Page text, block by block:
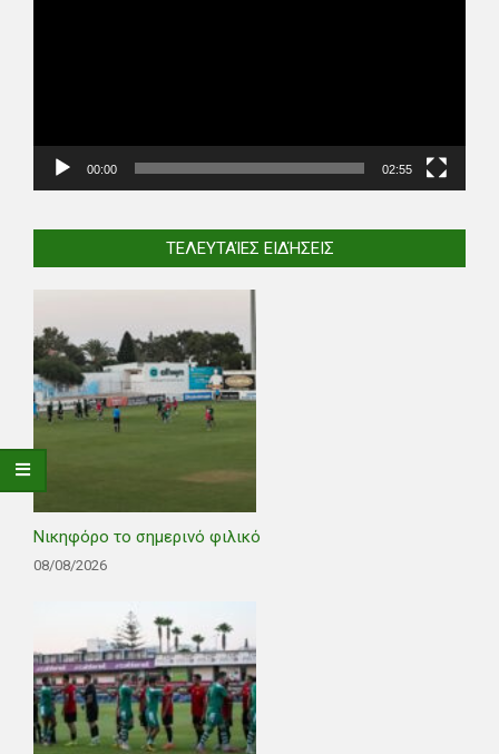
00:00 02:55
ΤΕΛΕΥΤΑΊΕΣ ΕΙΔΉΣΕΙΣ
Νικηφόρο το σημερινό φιλικό
08/08/2026